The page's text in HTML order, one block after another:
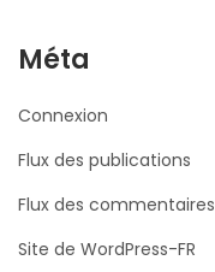
Méta
Connexion
Flux des publications
Flux des commentaires
Site de WordPress-FR